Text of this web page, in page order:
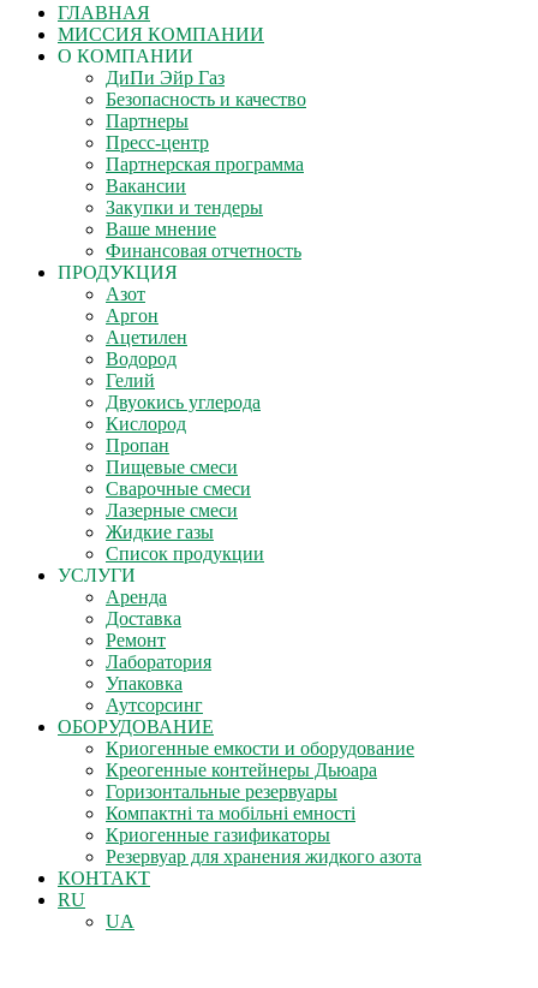
ГЛАВНАЯ
МИССИЯ КОМПАНИИ
О КОМПАНИИ
ДиПи Эйр Газ
Безопасность и качество
Партнеры
Пресс-центр
Партнерская программа
Вакансии
Закупки и тендеры
Ваше мнение
Финансовая отчетность
ПРОДУКЦИЯ
Азот
Аргон
Ацетилен
Водород
Гелий
Двуокись углерода
Кислород
Пропан
Пищевые смеси
Сварочные смеси
Лазерные смеси
Жидкие газы
Список продукции
УСЛУГИ
Аренда
Доставка
Ремонт
Лаборатория
Упаковка
Аутсорсинг
ОБОРУДОВАНИЕ
Криогенные емкости и оборудование
Креогенные контейнеры Дьюара
Горизонтальные резервуары
Компактні та мобільні емності
Криогенные газификаторы
Резервуар для хранения жидкого азота
КОНТАКТ
RU
UA